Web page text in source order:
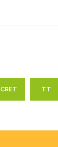
CRET TT